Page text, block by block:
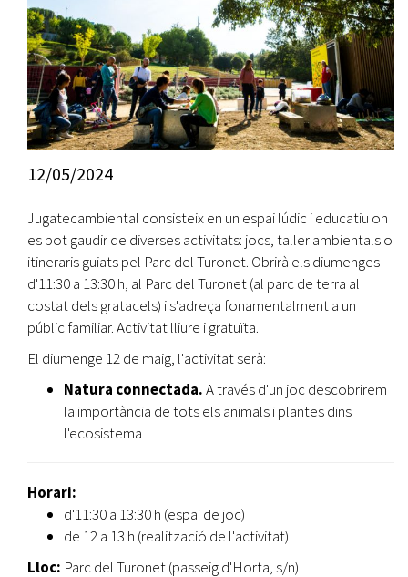
12/05/2024
Jugatecambiental consisteix en un espai lúdic i educatiu on
es pot gaudir de diverses activitats: jocs, taller ambientals o
itineraris guiats pel Parc del Turonet. Obrirà els diumenges
d'11:30 a 13:30 h, al Parc del Turonet (al parc de terra al
costat dels gratacels) i s'adreça fonamentalment a un
públic familiar. Activitat lliure i gratuïta.
El diumenge 12 de maig, l'activitat serà:
Natura connectada.A través d'un joc descobrirem
la importància de tots els animals i plantes dins
l'ecosistema
Horari:
d'11:30 a 13:30 h (espai de joc)
de 12 a 13 h (realització de l'activitat)
Lloc: Parc del Turonet (passeig d'Horta, s/n)